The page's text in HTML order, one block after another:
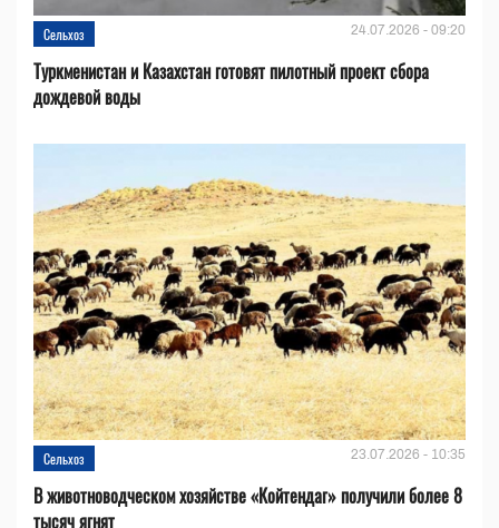
Сельхоз 24.07.2026 - 09:20
Туркменистан и Казахстан готовят пилотный проект сбора
дождевой воды
Сельхоз 23.07.2026 - 10:35
В животноводческом хозяйстве «Койтендаг» получили более 8
тысяч ягнят